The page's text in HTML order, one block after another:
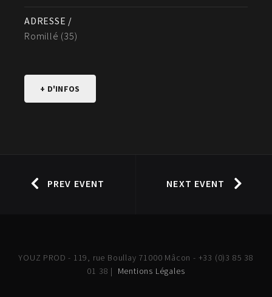
ADRESSE /
Romillé (35)
+ D'INFOS
PREV EVENT NEXT EVENT
YOUZ PROD - 119, rue Boullay 71000 Mâcon - +33 (0)3 85 38
01 38 | Mentions Légales